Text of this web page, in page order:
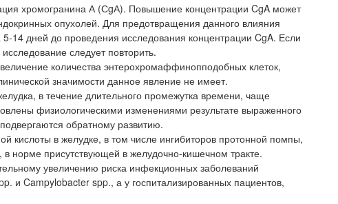
хромогранина А (СgА). Повышение концентрации CgA может
опухолей. Для предотвращения данного влияния
14 дней до проведения исследования концентрации CgA. Если
следует повторить.
количества энтерохромаффинопподобных клеток,
значимости данное явление не имеет.
в течение длительного промежутка времени, чаще
физиологическими изменениями результате выраженного
обратному развитию.
кислоты в желудке, в том числе ингибиторов протонной помпы,
норме присутствующей в желудочно-кишечном тракте.
увеличению риска инфекционных заболеваний
и Campylobacter spp., а у госпитализированных пациентов,